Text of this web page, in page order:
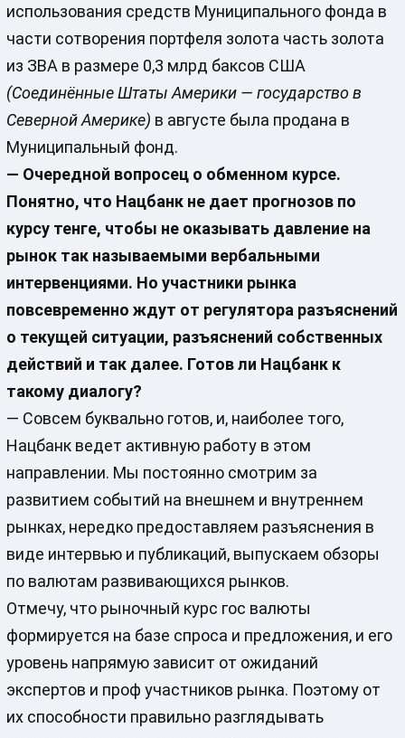
использования средств Муниципального фонда в
части сотворения портфеля золота часть золота
из ЗВА в размере 0,3 млрд баксов США
(Соединённые Штаты Америки — государство в
Северной Америке) в августе была продана в
Муниципальный фонд.
— Очередной вопросец о обменном курсе.
Понятно, что Нацбанк не дает прогнозов по
курсу тенге, чтобы не оказывать давление на
рынок так называемыми вербальными
интервенциями. Но участники рынка
повсевременно ждут от регулятора разъяснений
о текущей ситуации, разъяснений собственных
действий и так далее. Готов ли Нацбанк к
такому диалогу?
— Совсем буквально готов, и, наиболее того,
Нацбанк ведет активную работу в этом
направлении. Мы постоянно смотрим за
развитием событий на внешнем и внутреннем
рынках, нередко предоставляем разъяснения в
виде интервью и публикаций, выпускаем обзоры
по валютам развивающихся рынков.
Отмечу, что рыночный курс гос валюты
формируется на базе спроса и предложения, и его
уровень напрямую зависит от ожиданий
экспертов и проф участников рынка. Поэтому от
их способности правильно разглядывать